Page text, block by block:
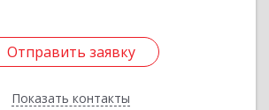
Отправить заявку
Показать контакты
Отправить заявку
Назад